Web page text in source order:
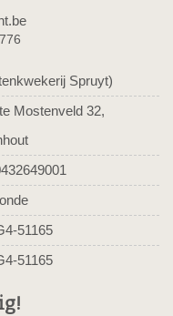
Spruyt)
Mostenveld 32,
51165
51165